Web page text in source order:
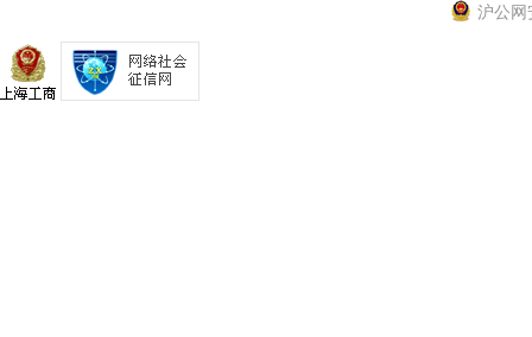
沪公网